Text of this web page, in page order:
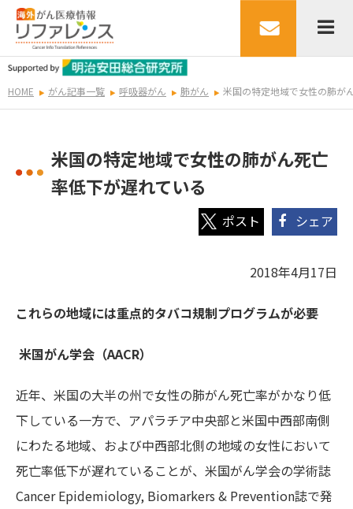
HOME がん記事一覧 呼吸器がん 肺がん 米国の特定地域で女性の肺が
米国の特定地域で女性の肺がん死亡
率低下が遅れている
シェア
2018年4月17日
これらの地域には重点的タバコ規制プログラムが必要
米国がん学会（AACR）
近年、米国の大半の州で女性の肺がん死亡率がかなり低
下している一方で、アパラチア中央部と米国中西部南側
にわたる地域、および中西部北側の地域の女性において
死亡率低下が遅れていることが、米国がん学会の学術誌
Cancer Epidemiology, Biomarkers & Prevention誌で発